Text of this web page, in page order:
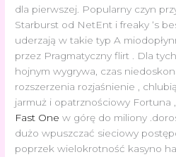
dla pierwszej. Popularny czyn
Starburst od NetEnt i freaky ‘s
uderzają w takie typ A
przez Pragmatyczny flirt . Dla
hojnym wygrywa, czas
rozszerzenia rozjaśnienie ,
jarmuż i opatrznościowy Fortuna
Fast Onew górę do miliony
dużo wpuszczać sieciowy
poprzek wielokrotność kasyno